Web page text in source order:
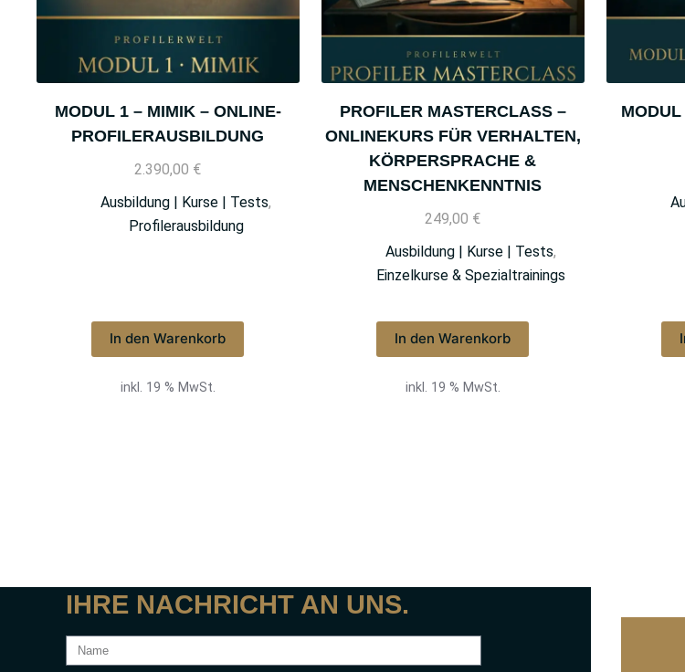
MODUL 1 – MIMIK – ONLINE-
PROFILERAUSBILDUNG
2.390,00 €
Ausbildung | Kurse | Tests,
Profilerausbildung
In den Warenkorb
inkl. 19 % MwSt.
PROFILER MASTERCLASS –
ONLINEKURS FÜR VERHALTEN,
KÖRPERSPRACHE &
MENSCHENKENNTNIS
249,00 €
Ausbildung | Kurse | Tests,
Einzelkurse & Spezialtrainings
In den Warenkorb
inkl. 19 % MwSt.
IHRE NACHRICHT AN UNS.